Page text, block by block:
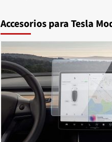
Accesorios para Tesla